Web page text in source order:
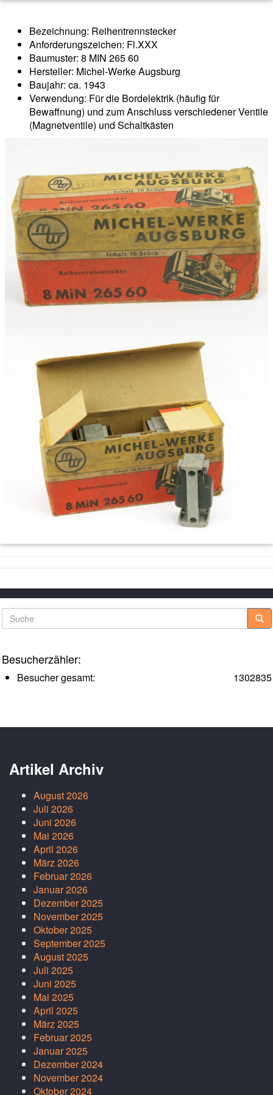
Bezeichnung: Reihentrennstecker
Anforderungszeichen: Fl.XXX
Baumuster: 8 MIN 265 60
Hersteller: Michel-Werke Augsburg
Baujahr: ca. 1943
Verwendung: Für die Bordelektrik (häufig für
Bewaffnung) und zum Anschluss verschiedener Ventile
(Magnetventile) und Schaltkästen
Suche
Besucherzähler:
1302835
Besucher gesamt:
Artikel Archiv
August 2026
Juli 2026
Juni 2026
Mai 2026
April 2026
März 2026
Februar 2026
Januar 2026
Dezember 2025
November 2025
Oktober 2025
September 2025
August 2025
Juli 2025
Juni 2025
Mai 2025
April 2025
März 2025
Februar 2025
Januar 2025
Dezember 2024
November 2024
Oktober 2024